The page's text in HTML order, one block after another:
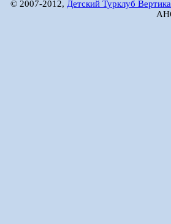
© 2007-2012, Детский Турклуб